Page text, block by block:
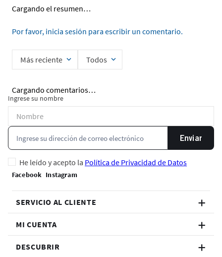
Cargando el resumen…
Por favor, inicia sesión para escribir un comentario.
Más reciente Todos
Cargando comentarios…
Ingrese su nombre
Enviar
He leído y acepto la Política de Privacidad de Datos
SERVICIO AL CLIENTE
MI CUENTA
DESCUBRIR